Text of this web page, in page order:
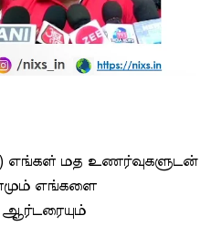
எங்கள் மத உணர்வுகளுடன்
எங்களை
ஆர்டரையும்